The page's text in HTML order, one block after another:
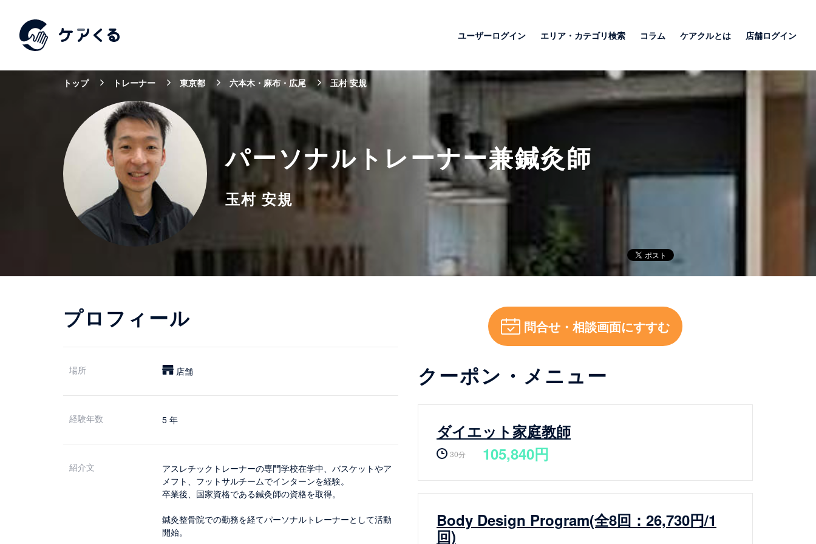
ユーザーログイン エリア・カテゴリ検索 コラム ケアクルとは 店舗ログイン
トップ トレーナー 東京都 六本木・麻布・広尾 玉村 安規
パーソナルトレーナー兼鍼灸師
玉村 安規
プロフィール
場所 店舗
経験年数 5 年
紹介文
アスレチックトレーナーの専門学校在学中、バスケットやア
メフト、フットサルチームでインターンを経験。
卒業後、国家資格である鍼灸師の資格を取得。
鍼灸整骨院での勤務を経てパーソナルトレーナーとして活動
開始。
問合せ・相談画面にすすむ
クーポン・メニュー
ダイエット家庭教師
30分 105,840円
Body Design Program(全8回：26,730円/1
回)